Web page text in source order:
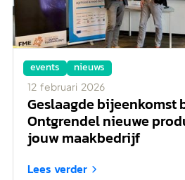
events nieuws
12 februari 2026
Geslaagde bijeenkomst
Ontgrendel nieuwe
jouw maakbedrijf
Lees verder 